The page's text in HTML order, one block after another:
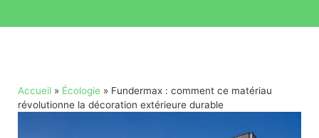
Accueil » Écologie » Fundermax : comment ce matériau
révolutionne la décoration extérieure durable